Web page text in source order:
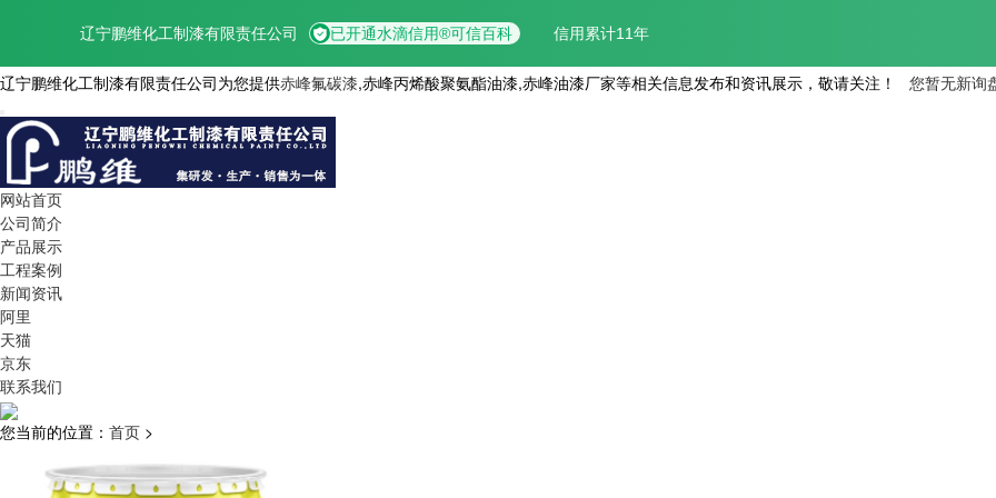
辽宁鹏维化工制漆有限责任公司为您提供赤峰氟碳漆,赤峰丙烯酸聚氨酯油漆,赤峰油漆厂家等相关信息发布和资讯展示，敬请关注！ 您暂无新询
网站首页
公司简介
产品展示
工程案例
新闻资讯
阿里
天猫
京东
联系我们
您当前的位置： 首页 >